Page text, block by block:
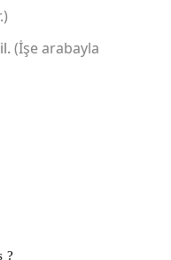
(İşe arabayla
?